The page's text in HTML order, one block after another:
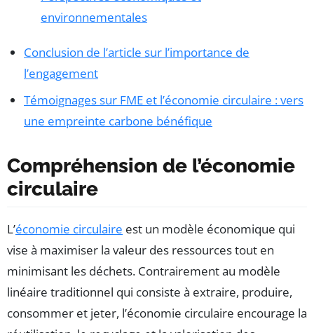
environnementales
Conclusion de l’article sur l’importance de
l’engagement
Témoignages sur FME et l’économie circulaire : vers
une empreinte carbone bénéfique
Compréhension de l’économie
circulaire
L’économie circulaire est un modèle économique qui
vise à maximiser la valeur des ressources tout en
minimisant les déchets. Contrairement au modèle
linéaire traditionnel qui consiste à extraire, produire,
consommer et jeter, l’économie circulaire encourage la